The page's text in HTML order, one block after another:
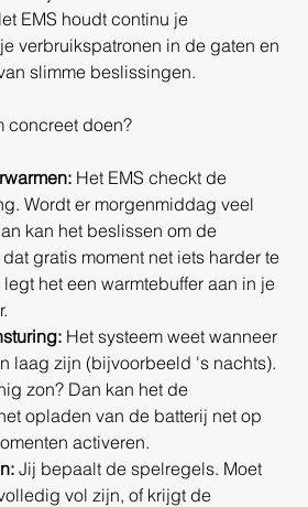
EMS houdt continu je
verbruikspatronen in de gaten en
slimme beslissingen.
concreet doen?
Het EMS checkt de
Wordt er morgenmiddag veel
kan het beslissen om de
gratis moment net iets harder te
het een warmtebuffer aan in je
Het systeem weet wanneer
laag zijn (bijvoorbeeld 's nachts).
zon? Dan kan het de
opladen van de batterij net op
activeren.
Jij bepaalt de spelregels. Moet
vol zijn, of krijgt de